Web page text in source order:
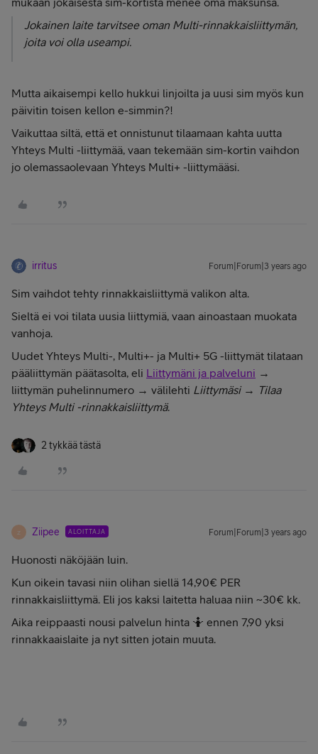
Jokainen laite tarvitsee oman Multi-rinnakkaisliittymän,
joita voi olla useampi.
Mutta aikaisempi kello hukkui linjoilta ja uusi sim myös kun
päivitin toisen kellon e-simmin?!
Vaikuttaa siltä, että et onnistunut tilaamaan kahta uutta
Yhteys Multi -liittymää, vaan tekemään sim-kortin vaihdon
jo olemassaolevaan Yhteys Multi+ -liittymääsi.
irritus Forum|Forum|3 years ago
Sim vaihdot tehty rinnakkaisliittymä valikon alta.
Sieltä ei voi tilata uusia liittymiä, vaan ainoastaan muokata
vanhoja.
Uudet Yhteys Multi-, Multi+- ja Multi+ 5G -liittymät tilataan
pääliittymän päätasolta, eli Liittymäni ja palveluni →
liittymän puhelinnumero → välilehti Liittymäsi→ Tilaa
Yhteys Multi -rinnakkaisliittymä.
2 tykkää tästä
Z Ziipee ALOITTAJA Forum|Forum|3 years ago
Huonosti näköjään luin.
Kun oikein tavasi niin olihan siellä 14,90€ PER
rinnakkaisliittymä. Eli jos kaksi laitetta haluaa niin ~30€ kk.
Aika reippaasti nousi palvelun hinta 🤷 ennen 7,90 yksi
rinnakkaaislaite ja nyt sitten jotain muuta.